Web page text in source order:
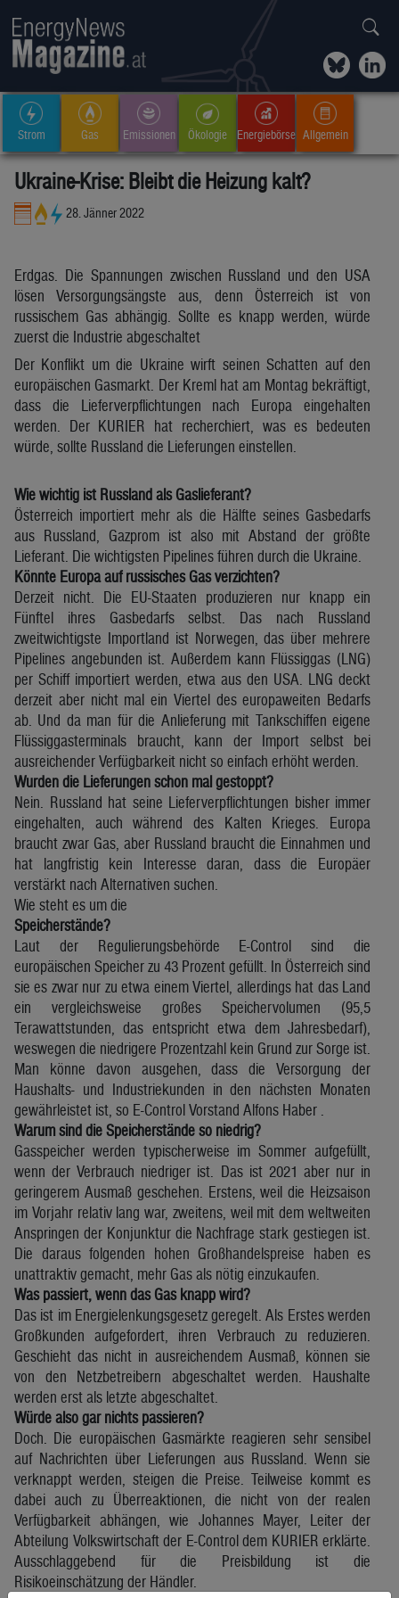
Strom Gas Emissionen Ökologie Energiebörse Allgemein
Ukraine-Krise: Bleibt die Heizung kalt?
28. Jänner 2022
Erdgas. Die Spannungen zwischen Russland und den USA
lösen Versorgungsängste aus, denn Österreich ist von
russischem Gas abhängig. Sollte es knapp werden, würde
zuerst die Industrie abgeschaltet
Der Konflikt um die Ukraine wirft seinen Schatten auf den
europäischen Gasmarkt. Der Kreml hat am Montag bekräftigt,
dass die Lieferverpflichtungen nach Europa eingehalten
werden. Der KURIER hat recherchiert, was es bedeuten
würde, sollte Russland die Lieferungen einstellen.
Wie wichtig ist Russland als Gaslieferant?
Österreich importiert mehr als die Hälfte seines Gasbedarfs
aus Russland, Gazprom ist also mit Abstand der größte
Lieferant. Die wichtigsten Pipelines führen durch die Ukraine.
Könnte Europa auf russisches Gas verzichten?
Derzeit nicht. Die EU-Staaten produzieren nur knapp ein
Fünftel ihres Gasbedarfs selbst. Das nach Russland
zweitwichtigste Importland ist Norwegen, das über mehrere
Pipelines angebunden ist. Außerdem kann Flüssiggas (LNG)
per Schiff importiert werden, etwa aus den USA. LNG deckt
derzeit aber nicht mal ein Viertel des europaweiten Bedarfs
ab. Und da man für die Anlieferung mit Tankschiffen eigene
Flüssiggasterminals braucht, kann der Import selbst bei
ausreichender Verfügbarkeit nicht so einfach erhöht werden.
Wurden die Lieferungen schon mal gestoppt?
Nein. Russland hat seine Lieferverpflichtungen bisher immer
eingehalten, auch während des Kalten Krieges. Europa
braucht zwar Gas, aber Russland braucht die Einnahmen und
hat langfristig kein Interesse daran, dass die Europäer
verstärkt nach Alternativen suchen.
Wie steht es um die
Speicherstände?
Laut der Regulierungsbehörde E-Control sind die
europäischen Speicher zu 43 Prozent gefüllt. In Österreich sind
sie es zwar nur zu etwa einem Viertel, allerdings hat das Land
ein vergleichsweise großes Speichervolumen (95,5
Terawattstunden, das entspricht etwa dem Jahresbedarf),
weswegen die niedrigere Prozentzahl kein Grund zur Sorge ist.
Man könne davon ausgehen, dass die Versorgung der
Haushalts- und Industriekunden in den nächsten Monaten
gewährleistet ist, so E-Control Vorstand Alfons Haber .
Warum sind die Speicherstände so niedrig?
Gasspeicher werden typischerweise im Sommer aufgefüllt,
wenn der Verbrauch niedriger ist. Das ist 2021 aber nur in
geringerem Ausmaß geschehen. Erstens, weil die Heizsaison
im Vorjahr relativ lang war, zweitens, weil mit dem weltweiten
Anspringen der Konjunktur die Nachfrage stark gestiegen ist.
Die daraus folgenden hohen Großhandelspreise haben es
unattraktiv gemacht, mehr Gas als nötig einzukaufen.
Was passiert, wenn das Gas knapp wird?
Das ist im Energielenkungsgesetz geregelt. Als Erstes werden
Großkunden aufgefordert, ihren Verbrauch zu reduzieren.
Geschieht das nicht in ausreichendem Ausmaß, können sie
von den Netzbetreibern abgeschaltet werden. Haushalte
werden erst als letzte abgeschaltet.
Würde also gar nichts passieren?
Doch. Die europäischen Gasmärkte reagieren sehr sensibel
auf Nachrichten über Lieferungen aus Russland. Wenn sie
verknappt werden, steigen die Preise. Teilweise kommt es
dabei auch zu Überreaktionen, die nicht von der realen
Verfügbarkeit abhängen, wie Johannes Mayer, Leiter der
Abteilung Volkswirtschaft der E-Control dem KURIER erklärte.
Ausschlaggebend für die Preisbildung ist die
Risikoeinschätzung der Händler.